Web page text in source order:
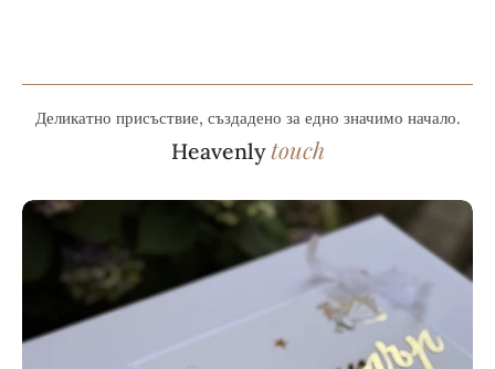
Деликатно присъствие, създадено за едно значимо начало.
Heavenlytouch